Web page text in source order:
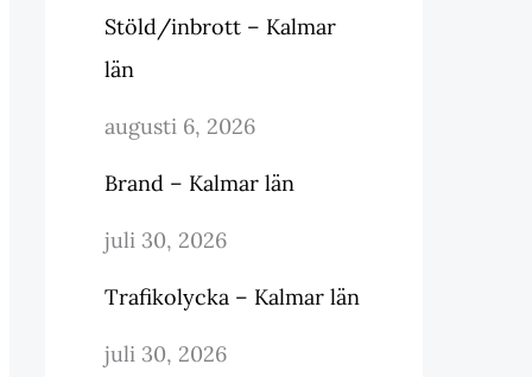
Stöld/inbrott – Kalmar
län
augusti 6, 2026
Brand – Kalmar län
juli 30, 2026
Trafikolycka – Kalmar län
juli 30, 2026